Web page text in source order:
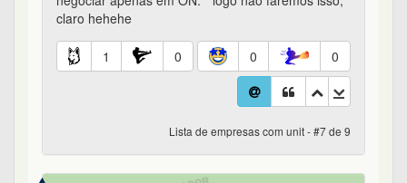
claro hehehe
1 0 0 0
Lista de empresas com unit - #7 de 9